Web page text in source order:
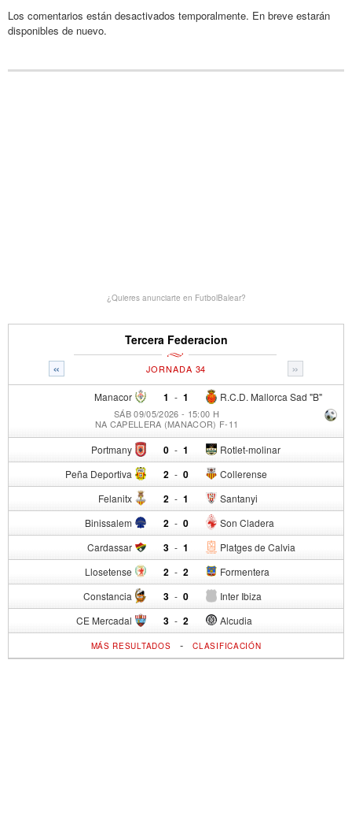
Los comentarios están desactivados temporalmente. En breve estarán
disponibles de nuevo.
¿Quieres anunciarte en FutbolBalear?
Tercera Federacion
« »
JORNADA 34
Manacor 1 - R.C.D. Mallorca Sad "B"
1
SÁB 09/05/2026 - 15:00 H
NA CAPELLERA (MANACOR) F-11
Portmany 0 - Rotlet-molinar
1
Peña Deportiva 2 - Collerense
0
Felanitx 2 - Santanyi
1
Binissalem 2 - Son Cladera
0
Cardassar 3 - Platges de Calvia
1
Llosetense 2 - Formentera
2
Constancia 3 - Inter Ibiza
0
CE Mercadal 3 - Alcudia
2
MÁS RESULTADOS -CLASIFICACIÓN